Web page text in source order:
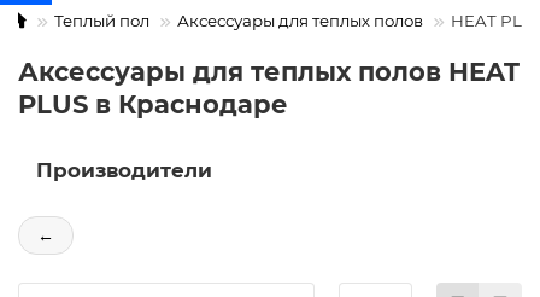
Теплый пол Аксессуары для теплых полов HEAT
Аксессуары для теплых полов HEAT
PLUS в Краснодаре
Производители
←